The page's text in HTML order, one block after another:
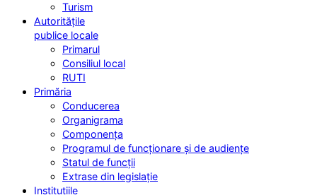
Turism
Autoritățile
publice locale
Primarul
Consiliul local
RUTI
Primăria
Conducerea
Organigrama
Componența
Programul de funcționare și de audiențe
Statul de funcții
Extrase din legislație
Instituțiile